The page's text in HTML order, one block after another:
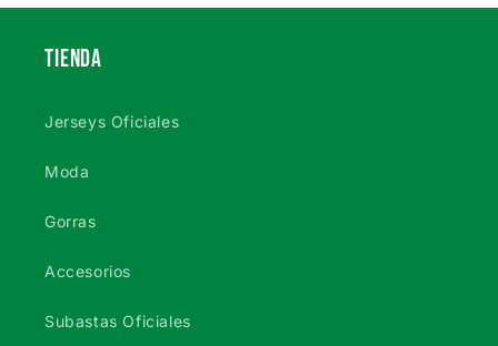
TIENDA
Jerseys Oficiales
Moda
Gorras
Accesorios
Subastas Oficiales